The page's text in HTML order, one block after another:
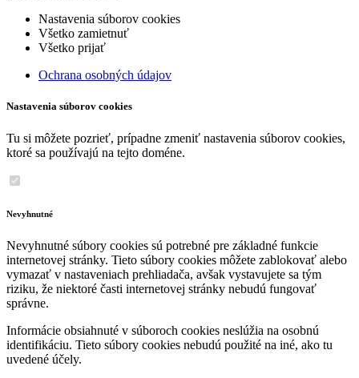
Nastavenia súborov cookies
Všetko zamietnuť
Všetko prijať
Ochrana osobných údajov
Nastavenia súborov cookies
Tu si môžete pozrieť, prípadne zmeniť nastavenia súborov cookies,
ktoré sa používajú na tejto doméne.
Nevyhnutné
Nevyhnutné súbory cookies sú potrebné pre základné funkcie
internetovej stránky. Tieto súbory cookies môžete zablokovať alebo
vymazať v nastaveniach prehliadača, avšak vystavujete sa tým
riziku, že niektoré časti internetovej stránky nebudú fungovať
správne.
Informácie obsiahnuté v súboroch cookies neslúžia na osobnú
identifikáciu. Tieto súbory cookies nebudú použité na iné, ako tu
uvedené účely.